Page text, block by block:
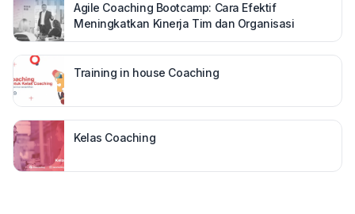
Agile Coaching Bootcamp: Cara Efektif
Meningkatkan Kinerja Tim dan Organisasi
Training in house Coaching
Kelas Coaching